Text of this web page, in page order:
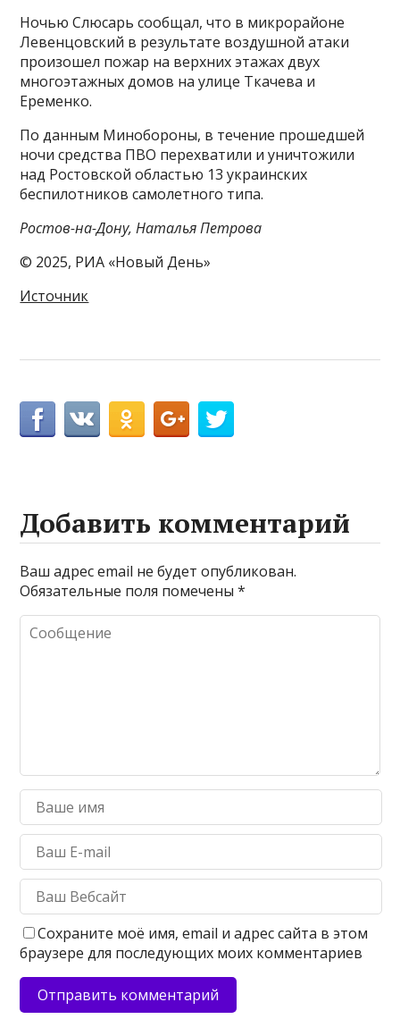
Ночью Слюсарь сообщал, что в микрорайоне
Левенцовский в результате воздушной атаки
произошел пожар на верхних этажах двух
многоэтажных домов на улице Ткачева и
Еременко.
По данным Минобороны, в течение прошедшей
ночи средства ПВО перехватили и уничтожили
над Ростовской областью 13 украинских
беспилотников самолетного типа.
Ростов-на-Дону, Наталья Петрова
© 2025, РИА «Новый День»
Источник
Добавить комментарий
Ваш адрес email не будет опубликован.
Обязательные поля помечены*
Сохраните моё имя, email и адрес сайта в этом
браузере для последующих моих комментариев